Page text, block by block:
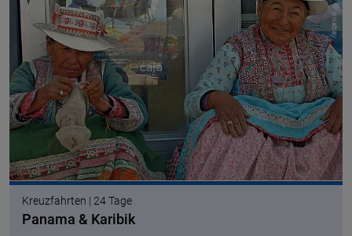
© pixabay
Kreuzfahrten | 24 Tage
Panama & Karibik